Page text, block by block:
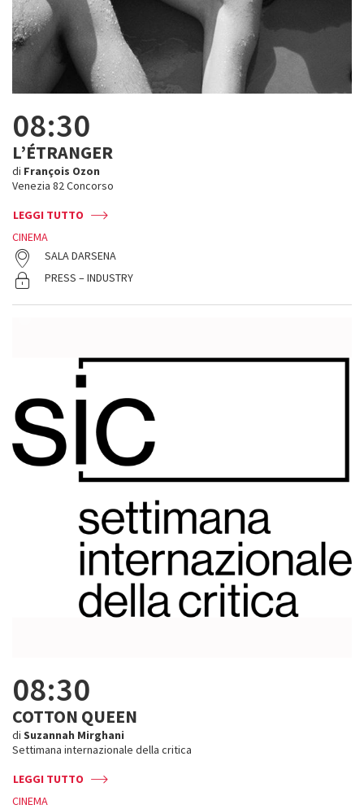
08:30
L’ÉTRANGER
di François Ozon
Venezia 82 Concorso
LEGGI TUTTO
CINEMA
SALA DARSENA
PRESS – INDUSTRY
08:30
COTTON QUEEN
di Suzannah Mirghani
Settimana internazionale della critica
LEGGI TUTTO
CINEMA